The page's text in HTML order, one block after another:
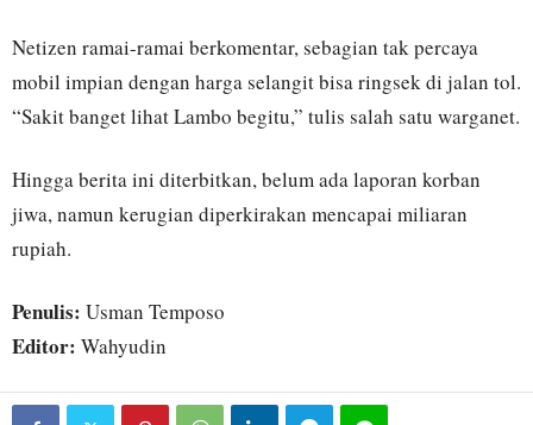
Netizen ramai-ramai berkomentar, sebagian tak percaya
mobil impian dengan harga selangit bisa ringsek di jalan tol.
“Sakit banget lihat Lambo begitu,” tulis salah satu warganet.
Hingga berita ini diterbitkan, belum ada laporan korban
jiwa, namun kerugian diperkirakan mencapai miliaran
rupiah.
Penulis: Usman Temposo
Editor: Wahyudin